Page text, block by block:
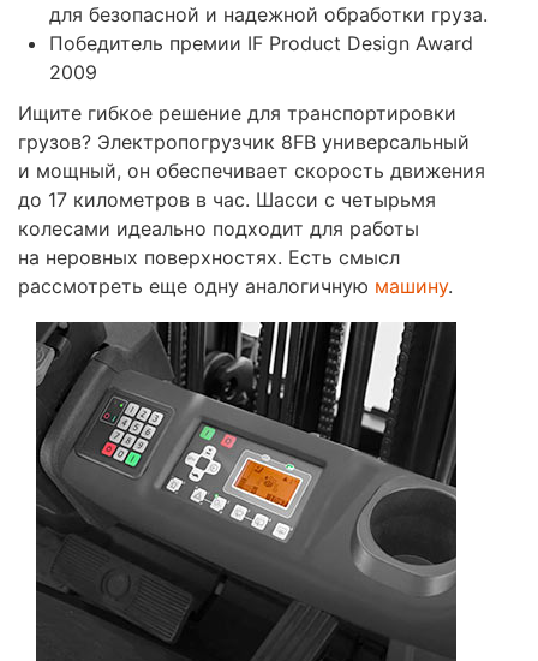
для безопасной и надежной обработки груза.
Победитель премии IF Product Design Award
2009
Ищите гибкое решение для транспортировки
грузов? Электропогрузчик 8FB универсальный
и мощный, он обеспечивает скорость движения
до 17 километров в час. Шасси с четырьмя
колесами идеально подходит для работы
на неровных поверхностях. Есть смысл
рассмотреть еще одну аналогичную машину.